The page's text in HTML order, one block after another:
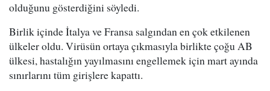
olduğunu gösterdiğini söyledi.
Birlik içinde İtalya ve Fransa salgından en çok etkilenen
ülkeler oldu. Virüsün ortaya çıkmasıyla birlikte çoğu AB
ülkesi, hastalığın yayılmasını engellemek için mart ayında
sınırlarını tüm girişlere kapattı.